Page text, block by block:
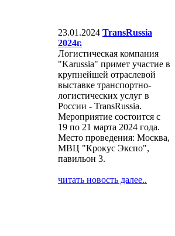
23.01.2024 TransRussia
2024г.
Логистическая компания
"Karussia" примет участие в
крупнейшей отраслевой
выставке транспортно-
логистических услуг в
России - TransRussia.
Мероприятие состоится с
19 по 21 марта 2024 года.
Место проведения: Москва,
МВЦ "Крокус Экспо",
павильон 3.
читать новость далее..